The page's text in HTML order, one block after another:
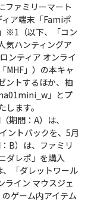
ファミリーマート
ア端末「Famiポ
※1（以下、「コン
気ハンティングア
ンティア オンライ
MHF」）の本キャ
ントするほか、抽
」とプ
ます。
期間：A）は、
ントバックを、5月
B）は、ファミリ
ダレポ」を購入
「ダレットワール
ライン マウスジェ
ゲーム内アイテム